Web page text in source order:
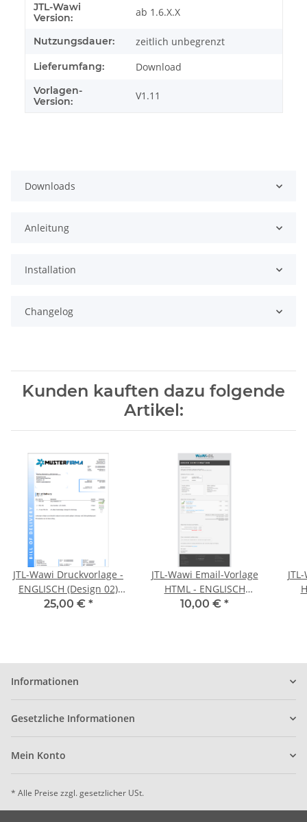
Produkteigenschaft
Wert
JTL-Wawi
Version:
ab 1.6.X.X
Nutzungsdauer: zeitlich unbegrenzt
Lieferumfang: Download
Vorlagen-
Version:
V1.11
Downloads
Anleitung
Installation
Changelog
Kunden kauften dazu folgende
Artikel:
JTL-Wawi Druckvorlage -
ENGLISCH (Design 02)
Lieferschein
25,00 € *
JTL-Wawi Email-Vorlage
HTML - ENGLISCH
(Design 01) Auftrag
10,00 € *
Informationen
Gesetzliche Informationen
Mein Konto
* Alle Preise zzgl. gesetzlicher USt.